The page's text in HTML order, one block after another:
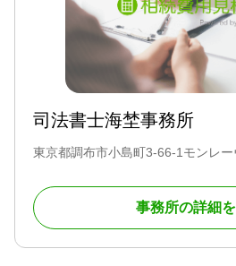
司法書士海埜事務所
東京都調布市小島町3-66-1モンレー
事務所の詳細